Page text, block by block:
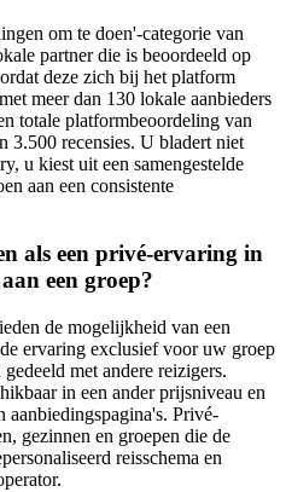
om te doen'-categorie van
partner die is beoordeeld op
deze zich bij het platform
meer dan 130 lokale aanbieders
totale platformbeoordeling van
3.500 recensies. U bladert niet
u kiest uit een samengestelde
aan een consistente
als een privé-ervaring in
een groep?
de mogelijkheid van een
ervaring exclusief voor uw groep
met andere reizigers.
in een ander prijsniveau en
Privé-
gezinnen en groepen die de
reisschema en